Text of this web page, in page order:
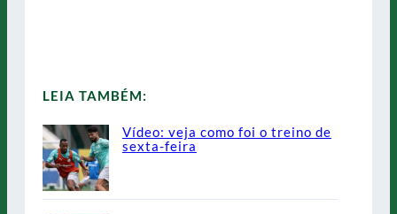
LEIA TAMBÉM:
Vídeo: veja como foi o treino de
sexta-feira